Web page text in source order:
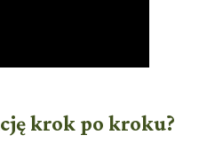
krok po kroku?